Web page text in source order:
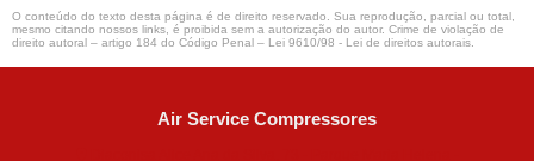
O conteúdo do texto desta página é de direito reservado. Sua reprodução, parcial ou total,
mesmo citando nossos links, é proibida sem a autorização do autor. Crime de violação de
direito autoral – artigo 184 do Código Penal – Lei 9610/98 - Lei de direitos autorais.
Air Service Compressores